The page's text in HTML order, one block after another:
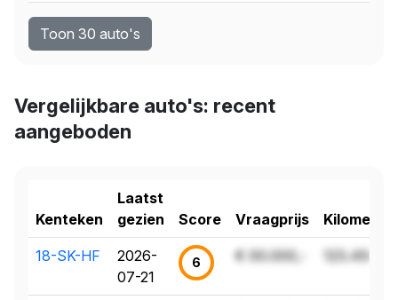
Toon 30 auto's
Vergelijkbare auto's: recent
aangeboden
Kenteken
Laatst
gezien
Score Vraagprijs
18-SK-HF
2026-
07-21
6 € 00.000,- 123.456 km